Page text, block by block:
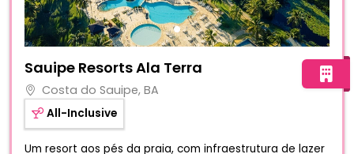
Sauipe Resorts Ala Terra
Costa do Sauipe, BA
All-Inclusive
Um resort aos pés da praia, com infraestrutura de lazer